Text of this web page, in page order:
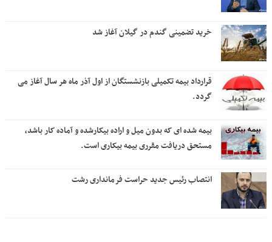
خرید تضمینی گندم در گیلان آغاز شد
قرارداد بیمه تکمیلی بازنشستگان از اول آذر ماه هر سال آغاز می
گردد.
بیمه شده ای که بدون میل و اراده بیکارشده و آماده کار باشد،
مستحق دریافت مقرری بیمه بیکاری است.
انتصاب رئیس جدید حراست فرمانداری رشت